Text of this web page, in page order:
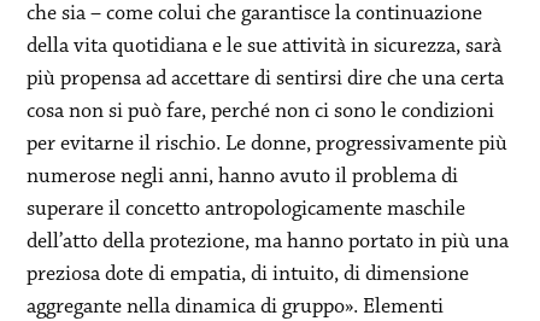
che sia – come colui che garantisce la continuazione
della vita quotidiana e le sue attività in sicurezza, sarà
più propensa ad accettare di sentirsi dire che una certa
cosa non si può fare, perché non ci sono le condizioni
per evitarne il rischio. Le donne, progressivamente più
numerose negli anni, hanno avuto il problema di
superare il concetto antropologicamente maschile
dell’atto della protezione, ma hanno portato in più una
preziosa dote di empatia, di intuito, di dimensione
aggregante nella dinamica di gruppo». Elementi